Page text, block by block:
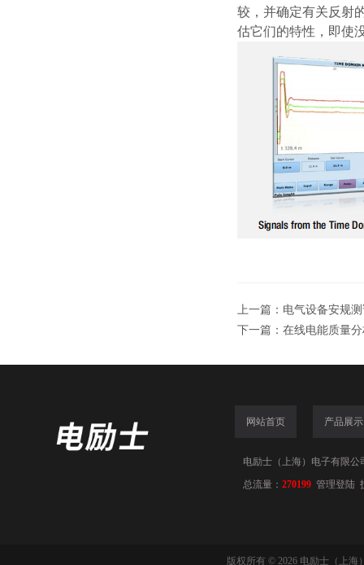
较，并确定有关反射
估它们的特性，即使
上一篇： 电气设备安规
下一篇： 在线电能质量
网站首页 产品展示
电励士（上海）电子有限公
总流量： 270199 管理登陆
版权所有 © 2026 电励士（上